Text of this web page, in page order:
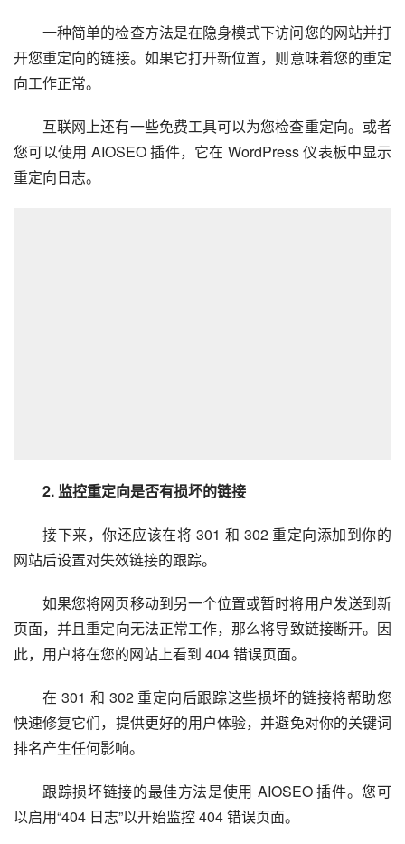
一种简单的检查方法是在隐身模式下访问您的网站并打
开您重定向的链接。如果它打开新位置，则意味着您的重定
向工作正常。
互联网上还有一些免费工具可以为您检查重定向。或者
您可以使用 AIOSEO 插件，它在 WordPress 仪表板中显示
重定向日志。
2. 监控重定向是否有损坏的链接
接下来，你还应该在将 301 和 302 重定向添加到你的
网站后设置对失效链接的跟踪。
如果您将网页移动到另一个位置或暂时将用户发送到新
页面，并且重定向无法正常工作，那么将导致链接断开。因
此，用户将在您的网站上看到 404 错误页面。
在 301 和 302 重定向后跟踪这些损坏的链接将帮助您
快速修复它们，提供更好的用户体验，并避免对你的关键词
排名产生任何影响。
跟踪损坏链接的最佳方法是使用 AIOSEO 插件。您可
以启用“404 日志”以开始监控 404 错误页面。